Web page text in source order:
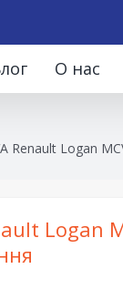
О нас
Renault Logan
Logan